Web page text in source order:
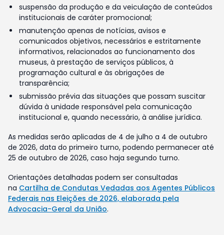
suspensão da produção e da veiculação de conteúdos
institucionais de caráter promocional;
manutenção apenas de notícias, avisos e
comunicados objetivos, necessários e estritamente
informativos, relacionados ao funcionamento dos
museus, à prestação de serviços públicos, à
programação cultural e às obrigações de
transparência;
submissão prévia das situações que possam suscitar
dúvida à unidade responsável pela comunicação
institucional e, quando necessário, à análise jurídica.
As medidas serão aplicadas de 4 de julho a 4 de outubro
de 2026, data do primeiro turno, podendo permanecer até
25 de outubro de 2026, caso haja segundo turno.
Orientações detalhadas podem ser consultadas
na Cartilha de Condutas Vedadas aos Agentes Públicos
Federais nas Eleições de 2026, elaborada pela
Advocacia-Geral da União.